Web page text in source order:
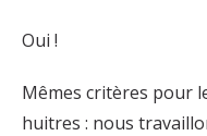
Oui !
Mêmes critères pour
huitres : nous